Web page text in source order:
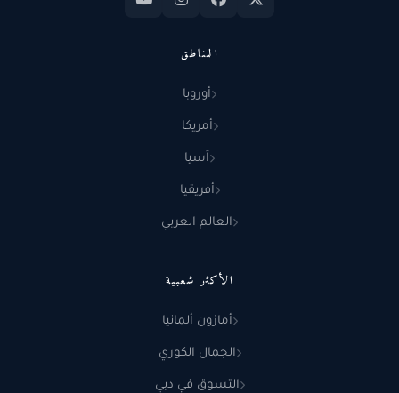
المناطق
أوروبا
أمريكا
آسيا
أفريقيا
العالم العربي
الأكثر شعبية
أمازون ألمانيا
الجمال الكوري
التسوق في دبي